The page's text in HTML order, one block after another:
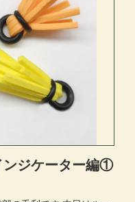
ンジケーター編①